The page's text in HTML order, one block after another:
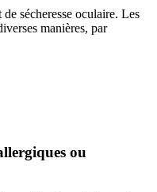
sécheresse oculaire. Les
manières, par
ou